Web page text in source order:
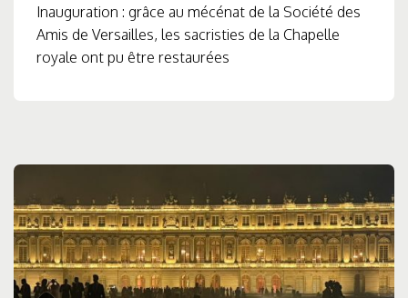
Inauguration : grâce au mécénat de la Société des
Amis de Versailles, les sacristies de la Chapelle
royale ont pu être restaurées